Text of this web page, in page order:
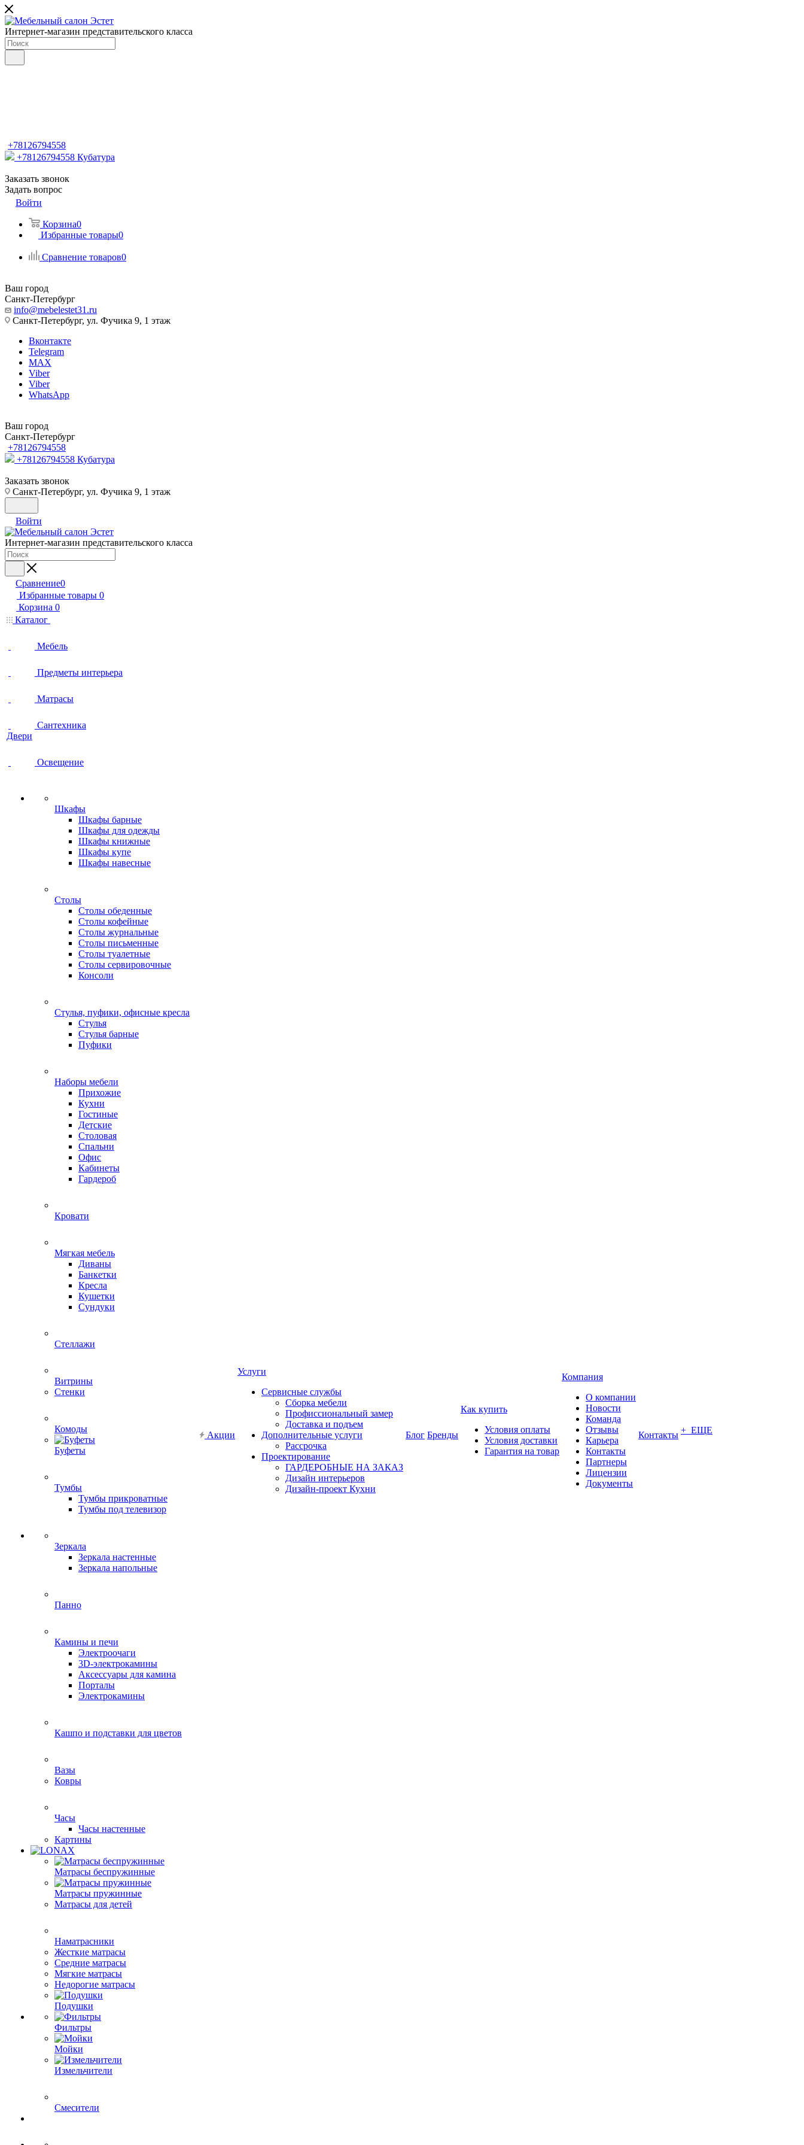
Интернет-магазин представительского класса
+78126794558
+78126794558 Кубатура
Заказать звонок
Задать вопрос
Войти
Корзина0
Избранные товары0
Сравнение товаров0
Ваш город
Санкт-Петербург
info@mebelestet31.ru
Санкт-Петербург, ул. Фучика 9, 1 этаж
Вконтакте
Telegram
MAX
Viber
Viber
WhatsApp
Ваш город
Санкт-Петербург
+78126794558
+78126794558 Кубатура
Заказать звонок
Санкт-Петербург, ул. Фучика 9, 1 этаж
Войти
Интернет-магазин представительского класса
Сравнение0
Избранные товары 0
Корзина 0
Каталог
Мебель
Предметы интерьера
Матрасы
Сантехника
Двери
Освещение
Шкафы
Шкафы барные
Шкафы для одежды
Шкафы книжные
Шкафы купе
Шкафы навесные
Столы
Столы обеденные
Столы кофейные
Столы журнальные
Столы письменные
Столы туалетные
Столы сервировочные
Консоли
Стулья, пуфики, офисные кресла
Стулья
Стулья барные
Пуфики
Наборы мебели
Прихожие
Кухни
Гостиные
Детские
Столовая
Спальни
Офис
Кабинеты
Гардероб
Кровати
Мягкая мебель
Диваны
Банкетки
Кресла
Кушетки
Сундуки
Стеллажи
Витрины
Стенки
Комоды
Буфеты
Тумбы
Тумбы прикроватные
Тумбы под телевизор
Зеркала
Зеркала настенные
Зеркала напольные
Панно
Камины и печи
Электроочаги
3D-электрокамины
Аксессуары для камина
Порталы
Электрокамины
Кашпо и подставки для цветов
Вазы
Ковры
Часы
Часы настенные
Картины
Матрасы беспружинные
Матрасы пружинные
Матрасы для детей
Наматрасники
Жесткие матрасы
Средние матрасы
Мягкие матрасы
Недорогие матрасы
Подушки
Фильтры
Мойки
Измельчители
Смесители
Акции
Услуги
Сервисные службы
Сборка мебели
Профиссиональный замер
Доставка и подъем
Дополнительные услуги
Рассрочка
Проектирование
ГАРДЕРОБНЫЕ НА ЗАКАЗ
Дизайн интерьеров
Дизайн-проект Кухни
Блог Бренды
Как купить
Условия оплаты
Условия доставки
Гарантия на товар
Компания
О компании
Новости
Команда
Отзывы
Карьера
Контакты
Партнеры
Лицензии
Документы
Контакты + ЕЩЕ